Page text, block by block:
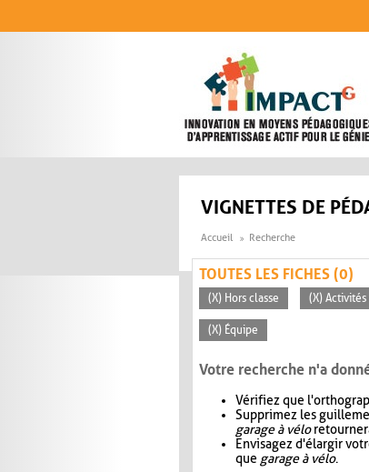
VIGNETTES DE
Accueil Recherche
TOUTES LES FICHES (0)
(X) Hors classe (X)
(X) Équipe
Votre recherche n'a
Vérifiez que
Supprimez les
garage à vélo
Envisagez d'élargir
que garage à vélo.